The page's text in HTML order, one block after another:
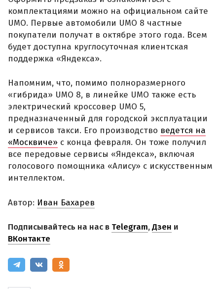
комплектациями можно на официальном сайте
UMO. Первые автомобили UMO 8 частные
покупатели получат в октябре этого года. Всем
будет доступна круглосуточная клиентская
поддержка «Яндекса».
Напомним, что, помимо полноразмерного
«гибрида» UMO 8, в линейке UMO также есть
электрический кроссовер UMO 5,
предназначенный для городской эксплуатации
и сервисов такси. Его производство ведется на
«Москвиче» с конца февраля. Он тоже получил
все передовые сервисы «Яндекса», включая
голосового помощника «Алису» с искусственным
интеллектом.
Автор: Иван Бахарев
Подписывайтесь на нас в Telegram,Дзен и
ВКонтакте